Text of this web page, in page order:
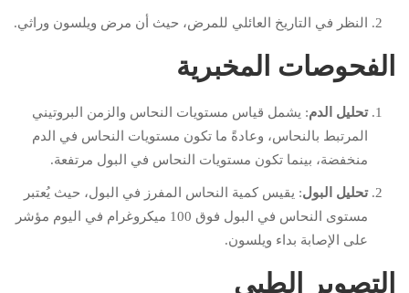
النظر في التاريخ العائلي للمرض، حيث أن مرض ويلسون وراثي.
الفحوصات المخبرية
تحليل الدم: يشمل قياس مستويات النحاس والزمن البروتيني
المرتبط بالنحاس، وعادةً ما تكون مستويات النحاس في الدم
منخفضة، بينما تكون مستويات النحاس في البول مرتفعة.
تحليل البول: يقيس كمية النحاس المفرز في البول، حيث يُعتبر
مستوى النحاس في البول فوق 100 ميكروغرام في اليوم مؤشر
على الإصابة بداء ويلسون.
التصوير الطبي